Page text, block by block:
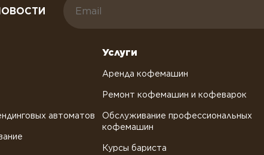
автоматов
Услуги
Аренда кофемашин
Ремонт кофемашин и кофеварок
Обслуживание профессиональных
кофемашин
Курсы бариста